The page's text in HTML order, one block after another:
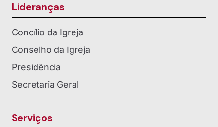
Lideranças
Concílio da Igreja
Conselho da Igreja
Presidência
Secretaria Geral
Serviços